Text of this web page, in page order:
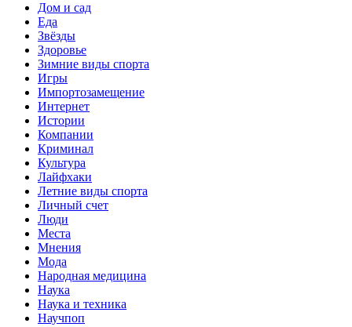
Дом и сад
Еда
Звёзды
Здоровье
Зимние виды спорта
Игры
Импортозамещение
Интернет
Истории
Компании
Криминал
Культура
Лайфхаки
Летние виды спорта
Личный счет
Люди
Места
Мнения
Мода
Народная медицина
Наука
Наука и техника
Научпоп